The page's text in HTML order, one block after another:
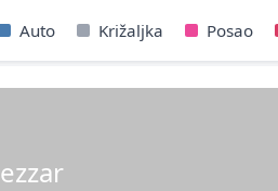
Auto Križaljka Posao